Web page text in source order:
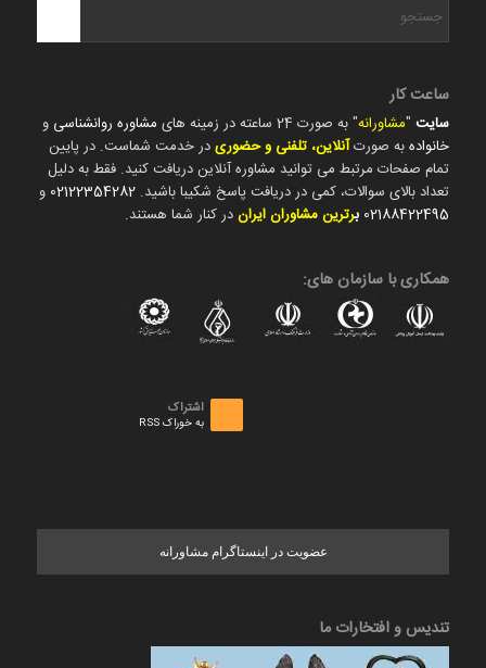
ساعت کار
سایت"مشاورانه" به صورت 24 ساعته در زمینه های مشاوره روانشناسی و
خانوادهبه صورتآنلاین، تلفنی و حضوریدر خدمت شماست. در پایین
تمام صفحات مرتبط می توانید مشاوره آنلاین دریافت کنید. فقط به دلیل
تعداد بالای سوالات، کمی در دریافت پاسخ شکیبا باشید. 02122354282 و
02188422495 برترین مشاوران ایراندر کنار شما هستند.
همکاری با سازمان های:
اشتراک
به خوراک RSS
عضویت در اینستاگرام مشاورانه
تندیس و افتخارات ما